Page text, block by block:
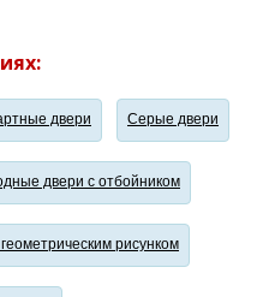
двери Серые двери
двери с отбойником
рисунком